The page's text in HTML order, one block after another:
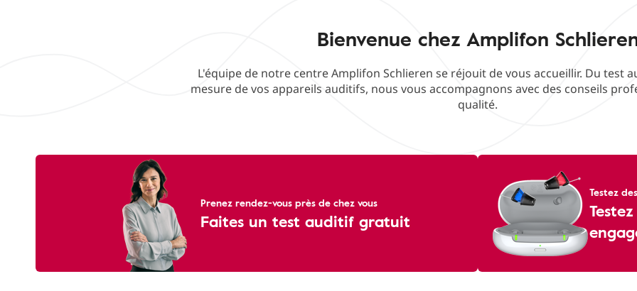
Bienvenue chez Amplifon
L'équipe de notre centre Amplifon Schlieren se réjouit de vous accueillir. Du test
mesure de vos appareils auditifs, nous vous accompagnons avec des conseils
qualité.
Prenez rendez-vous près de chez vous
Faites un test auditif gratuit
Testez